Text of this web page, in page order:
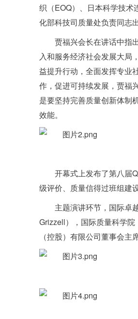
织（EOQ）、日本科学技术
化部科技司质量处负责同志
贾福兴会长在讲话中指
入和服务经济社会发展大局
益提升行动，全面发挥专业
作，促进可持续发展，贾福
是要坚持完善质量创新体制
效能。
开幕式上发布了第八届
级评价、质量信得过班组建
主题演讲环节，国际卓
Grizzell），国际质量科学
（控股）有限公司董事会主